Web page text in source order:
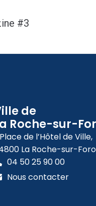
#3
de
Roche-sur-
Place de l’Hôtel de Ville,
La Roche-sur-
04 50 25 90 00
Nous contacter